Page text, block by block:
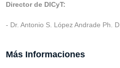
Director de DICyT:
- Dr. Antonio S. López Andrade Ph. D.
Más Informaciones